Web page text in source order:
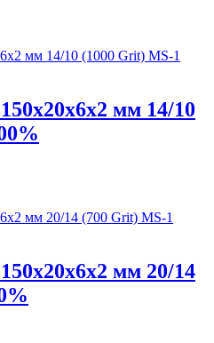
мм 14/10
мм 20/14